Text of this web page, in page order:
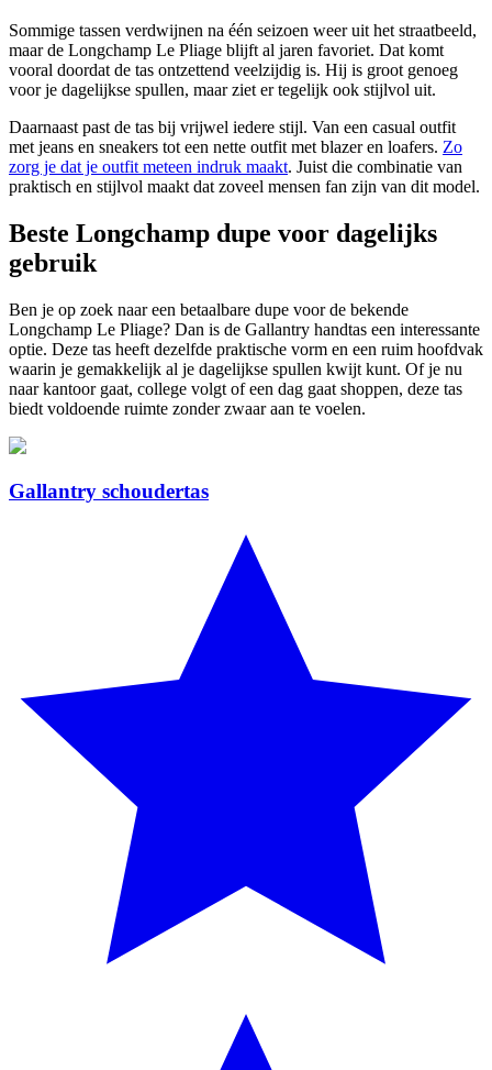
Sommige tassen verdwijnen na één seizoen weer uit het straatbeeld,
maar de Longchamp Le Pliage blijft al jaren favoriet. Dat komt
vooral doordat de tas ontzettend veelzijdig is. Hij is groot genoeg
voor je dagelijkse spullen, maar ziet er tegelijk ook stijlvol uit.
Daarnaast past de tas bij vrijwel iedere stijl. Van een casual outfit
met jeans en sneakers tot een nette outfit met blazer en loafers. Zo
zorg je dat je outfit meteen indruk maakt. Juist die combinatie van
praktisch en stijlvol maakt dat zoveel mensen fan zijn van dit model.
Beste Longchamp dupe voor dagelijks
gebruik
Ben je op zoek naar een betaalbare dupe voor de bekende
Longchamp Le Pliage? Dan is de Gallantry handtas een interessante
optie. Deze tas heeft dezelfde praktische vorm en een ruim hoofdvak
waarin je gemakkelijk al je dagelijkse spullen kwijt kunt. Of je nu
naar kantoor gaat, college volgt of een dag gaat shoppen, deze tas
biedt voldoende ruimte zonder zwaar aan te voelen.
Gallantry schoudertas